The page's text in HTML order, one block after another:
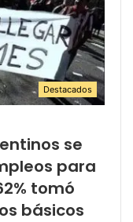
Destacados
se
para
tomó
básicos